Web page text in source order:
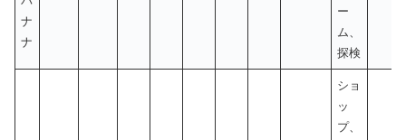
ナ
ナ
ー
ム、
探検
ショ
ッ
プ、